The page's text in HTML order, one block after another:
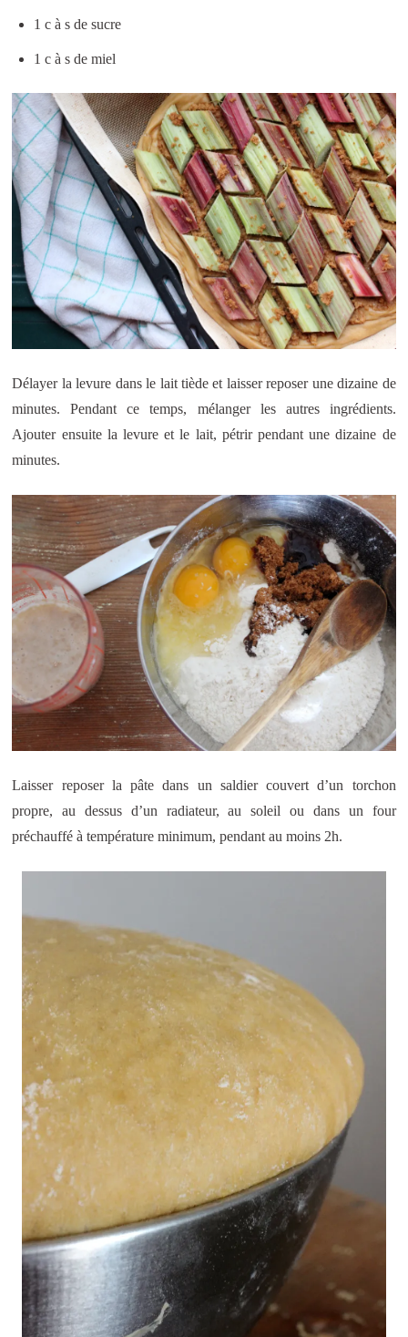
1 c à s de sucre
1 c à s de miel
Délayer la levure dans le lait tiède et laisser reposer une dizaine de
minutes. Pendant ce temps, mélanger les autres ingrédients.
Ajouter ensuite la levure et le lait, pétrir pendant une dizaine de
minutes.
Laisser reposer la pâte dans un saldier couvert d’un torchon
propre, au dessus d’un radiateur, au soleil ou dans un four
préchauffé à température minimum, pendant au moins 2h.